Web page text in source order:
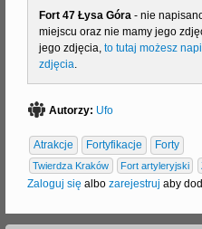
Fort 47 Łysa Góra - nie
miejscu oraz nie mamy jego
jego zdjęcia, to tutaj możesz
zdjęcia
Autorzy: Ufo
Atrakcje Fortyfikacje Forty
Twierdza Kraków Fort artyleryjski
Zaloguj się albo zarejestruj aby